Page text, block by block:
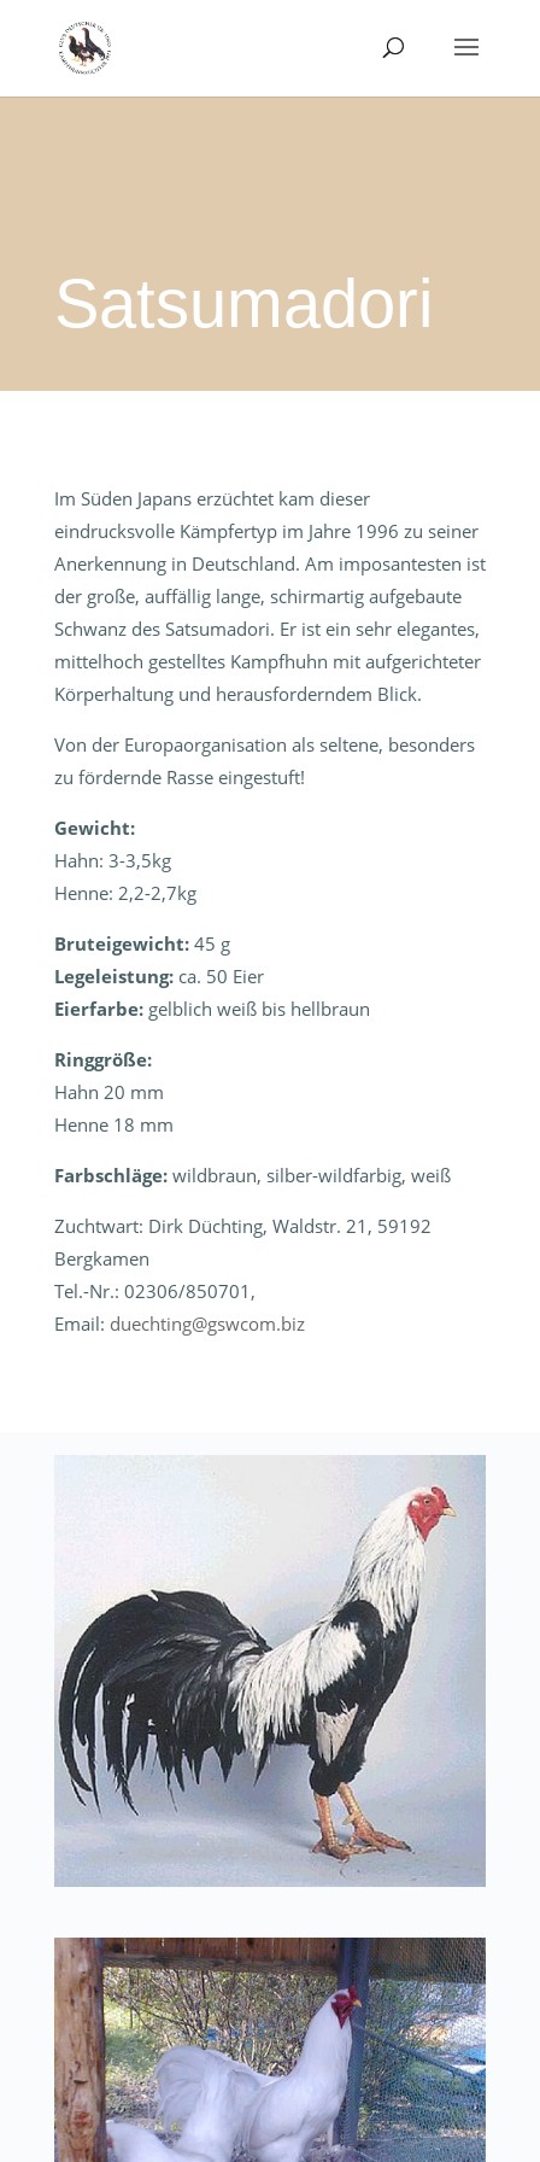
Satsumadori
Im Süden Japans erzüchtet kam dieser
eindrucksvolle Kämpfertyp im Jahre 1996 zu seiner
Anerkennung in Deutschland. Am imposantesten ist
der große, auffällig lange, schirmartig aufgebaute
Schwanz des Satsumadori. Er ist ein sehr elegantes,
mittelhoch gestelltes Kampfhuhn mit aufgerichteter
Körperhaltung und herausforderndem Blick.
Von der Europaorganisation als seltene, besonders
zu fördernde Rasse eingestuft!
Gewicht:
Hahn: 3-3,5kg
Henne: 2,2-2,7kg
Bruteigewicht: 45 g
Legeleistung:ca. 50 Eier
Eierfarbe:gelblich weiß bis hellbraun
Ringgröße:
Hahn 20 mm
Henne 18 mm
Farbschläge:wildbraun, silber-wildfarbig, weiß
Zuchtwart: Dirk Düchting, Waldstr. 21, 59192
Bergkamen
Tel.-Nr.: 02306/850701,
Email: duechting@gswcom.biz